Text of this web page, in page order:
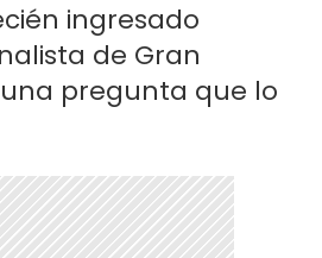
ingresado
de Gran
pregunta que lo